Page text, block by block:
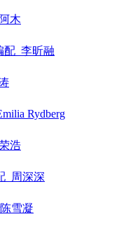
木
配_李昕融
Rydberg
浩
_周深深
雪凝